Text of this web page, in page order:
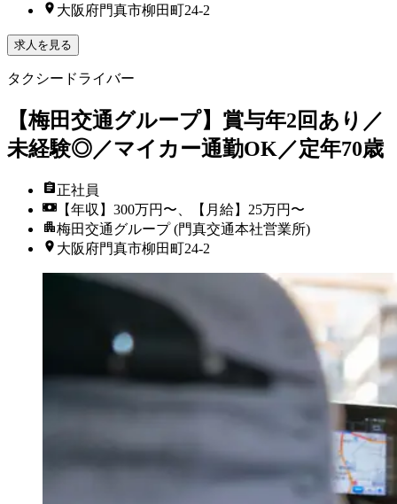
大阪府門真市柳田町24-2
求人を見る
タクシードライバー
【梅田交通グループ】賞与年2回あり／
未経験◎／マイカー通勤OK／定年70歳
正社員
【年収】300万円〜、【月給】25万円〜
梅田交通グループ (門真交通本社営業所)
大阪府門真市柳田町24-2